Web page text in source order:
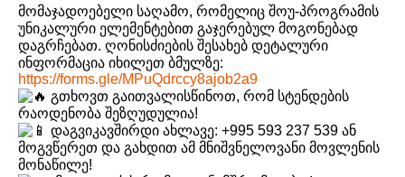
მომაჯადოებელი საღამო, რომელიც შოუ-პროგრამის
უნიკალური ელემენტებით გაჯერებულ მოგონებად
დაგრჩებათ. ღონისძიების შესახებ დეტალური
ინფორმაცია იხილეთ ბმულზე:
https://forms.gle/MPuQdrccy8ajob2a9
გთხოვთ გაითვალისწინოთ, რომ სტენდების
რაოდენობა შეზღუდულია!
დაგვიკავშირდი ახლავე: +995 593 237 539 ან
მოგვწერეთ და გახდით ამ მნიშვნელოვანი მოვლენის
მონაწილე!